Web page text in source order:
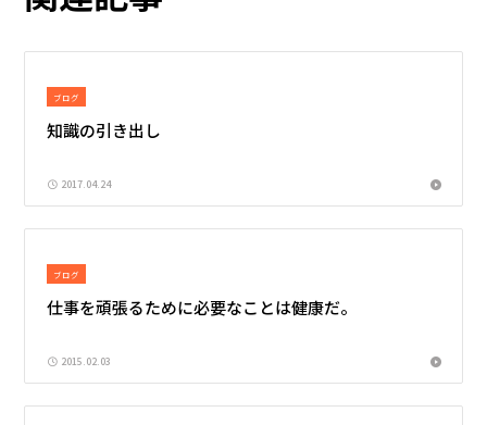
ブログ
知識の引き出し
2017.04.24
ブログ
仕事を頑張るために必要なことは健康だ。
2015.02.03